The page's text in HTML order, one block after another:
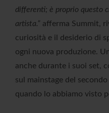
differenti; è proprio questo
artista.” afferma Summit,
curiosità e il desiderio di
ogni nuova produzione.
anche durante i suoi set,
sul mainstage del
quando lo abbiamo visto